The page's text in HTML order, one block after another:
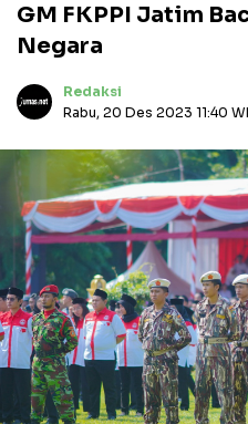
GM FKPPI Jatim
Negara
Redaksi
Rabu, 20 Des 2023 11:40